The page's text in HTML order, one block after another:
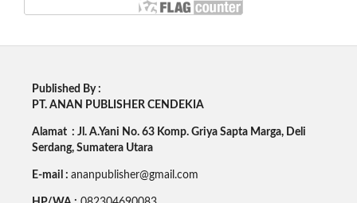
Published By :
PT. ANAN PUBLISHER CENDEKIA
Alamat : Jl. A.Yani No. 63 Komp. Griya Sapta Marga, Deli
Serdang, Sumatera Utara
E-mail : ananpublisher@gmail.com